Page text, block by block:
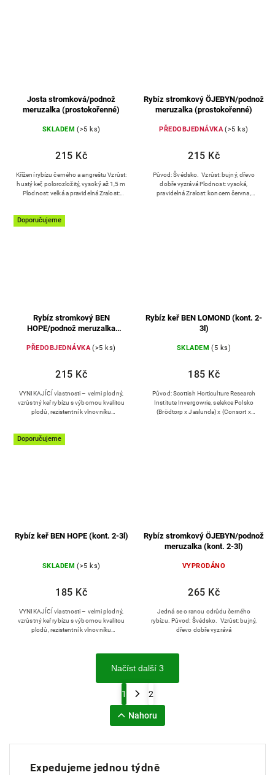
Josta stromková/podnož
meruzalka (prostokořenné)
SKLADEM (>5 ks)
215 Kč
Křížení rybízu černého a angreštu Vzrůst:
hustý keř, polorozložitý, vysoký až 1,5 m
Plodnost: velká a pravidelná Zralost:
Rybíz stromkový ÖJEBYN/podnož
meruzalka (prostokořenné)
PŘEDOBJEDNÁVKA (>5 ks)
215 Kč
Původ: Švédsko. Vzrůst: bujný, dřevo
dobře vyzrává Plodnost: vysoká,
pravidelná Zralost: koncem června,
Doporučujeme
Rybíz stromkový BEN
HOPE/podnož meruzalka
PŘEDOBJEDNÁVKA (>5 ks)
215 Kč
VYNIKAJÍCÍ vlastnosti – velmi plodný,
vzrůstný keř rybízu s výbornou kvalitou
plodů, rezistentní k vlnovníku
Rybíz keř BEN LOMOND (kont. 2-
3l)
SKLADEM (5 ks)
185 Kč
Původ: Scottish Horticulture Research
Institute Invergowrie, selekce Polsko
(Brödtorp x Jaslunda) x (Consort x
Doporučujeme
Rybíz keř BEN HOPE (kont. 2-3l)
SKLADEM (>5 ks)
185 Kč
VYNIKAJÍCÍ vlastnosti – velmi plodný,
vzrůstný keř rybízu s výbornou kvalitou
plodů, rezistentní k vlnovníku
Rybíz stromkový ÖJEBYN/podnož
meruzalka (kont. 2-3l)
VYPRODÁNO
265 Kč
Jedná se o ranou odrůdu černého
rybízu. Původ: Švédsko. Vzrůst: bujný,
dřevo dobře vyzrává
Načíst další 3
1 2
Nahoru
Expedujeme jednou týdně